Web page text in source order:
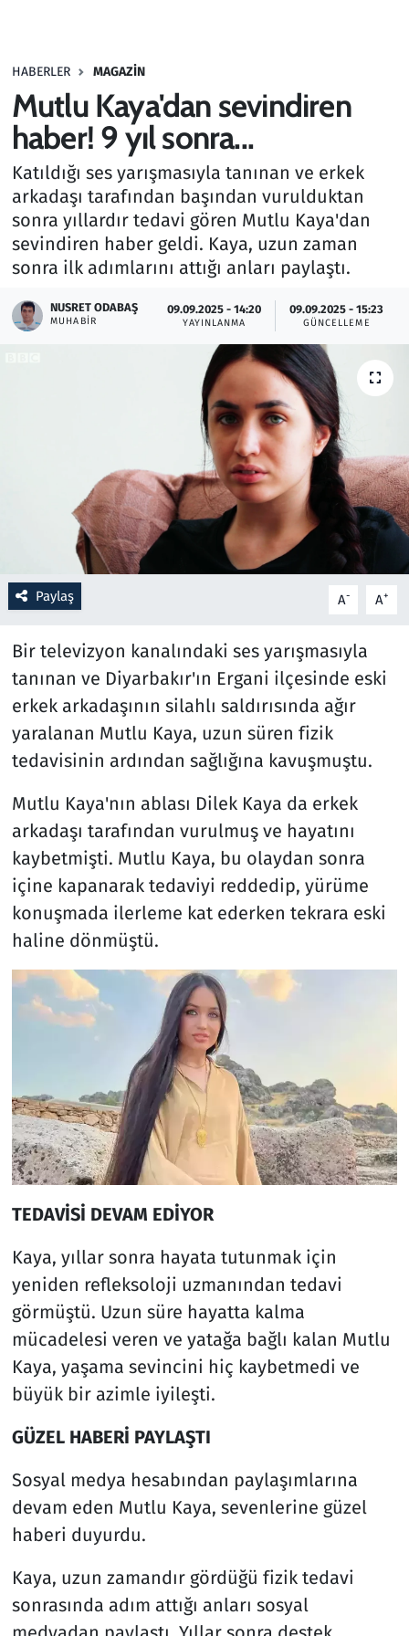
HABERLER MAGAZIN
Mutlu Kaya'dan sevindiren
haber! 9 yıl sonra...
Katıldığı ses yarışmasıyla tanınan ve erkek
arkadaşı tarafından başından vurulduktan
sonra yıllardır tedavi gören Mutlu Kaya'dan
sevindiren haber geldi. Kaya, uzun zaman
sonra ilk adımlarını attığı anları paylaştı.
NUSRET ODABAŞ
MUHABIR
09.09.2025 - 14:20
YAYINLANMA
09.09.2025 - 15:23
GÜNCELLEME
Paylaş A- A+
Bir televizyon kanalındaki ses yarışmasıyla
tanınan ve Diyarbakır'ın Ergani ilçesinde eski
erkek arkadaşının silahlı saldırısında ağır
yaralanan Mutlu Kaya, uzun süren fizik
tedavisinin ardından sağlığına kavuşmuştu.
Mutlu Kaya'nın ablası Dilek Kaya da erkek
arkadaşı tarafından vurulmuş ve hayatını
kaybetmişti. Mutlu Kaya, bu olaydan sonra
içine kapanarak tedaviyi reddedip, yürüme
konuşmada ilerleme kat ederken tekrara eski
haline dönmüştü.
TEDAVİSİ DEVAM EDİYOR
Kaya, yıllar sonra hayata tutunmak için
yeniden refleksoloji uzmanından tedavi
görmüştü. Uzun süre hayatta kalma
mücadelesi veren ve yatağa bağlı kalan Mutlu
Kaya, yaşama sevincini hiç kaybetmedi ve
büyük bir azimle iyileşti.
GÜZEL HABERİ PAYLAŞTI
Sosyal medya hesabından paylaşımlarına
devam eden Mutlu Kaya, sevenlerine güzel
haberi duyurdu.
Kaya, uzun zamandır gördüğü fizik tedavi
sonrasında adım attığı anları sosyal
Haber
Kültür Sanat
Kurumsal Haberler
Lezzet Durağı
Memur ve Kamu
Otomobil
Rüya Tabirleri
Sağlık
Savunma Sanayi
Spor
Teknoloji ve Bilim